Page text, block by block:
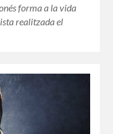
forma a la vida
realitzada el